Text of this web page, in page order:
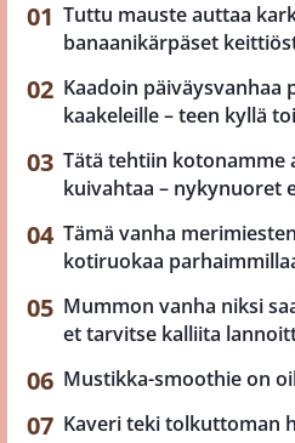
Tuttu mauste auttaa
banaanikärpäset
Kaadoin päiväysvanhaa
kaakeleille – teen kyllä
Tätä tehtiin kotonamme
kuivahtaa – nykynuoret
Tämä vanha
kotiruokaa
Mummon vanha niksi
et tarvitse kalliita
Mustikka-smoothie on
Kaveri teki tolkuttoman